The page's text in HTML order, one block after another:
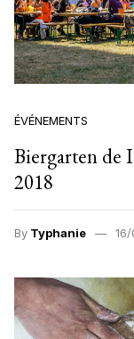
ÉVÉNEMENTS
Biergarten de
2018
By Typhanie